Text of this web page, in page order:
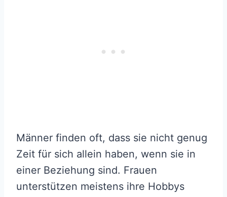
Männer finden oft, dass sie nicht genug
Zeit für sich allein haben, wenn sie in
einer Beziehung sind. Frauen
unterstützen meistens ihre Hobbys